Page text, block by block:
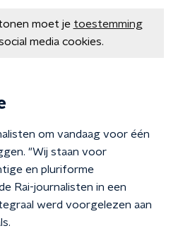
moet je toestemming
media cookies.
om vandaag voor één
"Wij staan voor
en pluriforme
Rai-journalisten in een
werd voorgelezen aan